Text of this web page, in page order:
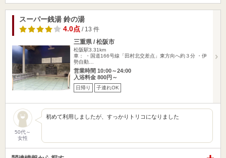
スーパー銭湯 鈴の湯
4.0点 / 13 件
三重県 / 松阪市
松阪駅3.31km
車： ・国道166号線「田村北交差点」東方向へ約３分 ・伊
勢自動…
営業時間 10:00～24:00
入浴料金 800円～
日帰り 子連れOK
50代～
女性
初めて利用しましたが、すっかりトリコになりました